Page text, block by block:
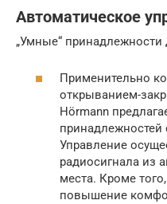
Автоматическое
„Умные“
Применительно
открыванием-
Hörmann
Управление
радиосигнала из
места. Кроме
повышение